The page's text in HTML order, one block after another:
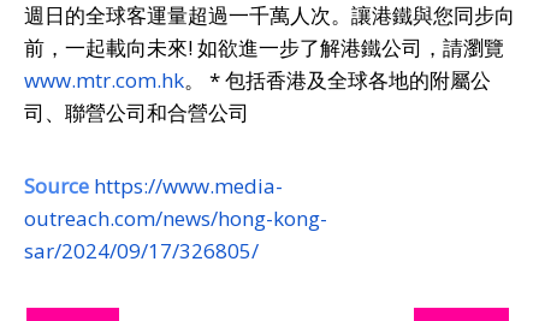
週日的全球客運量超過一千萬人次。讓港鐵與您同步向
前，一起載向未來! 如欲進一步了解港鐵公司，請瀏覽
www.mtr.com.hk。 * 包括香港及全球各地的附屬公
司、聯營公司和合營公司
Source https://www.media-
outreach.com/news/hong-kong-
sar/2024/09/17/326805/